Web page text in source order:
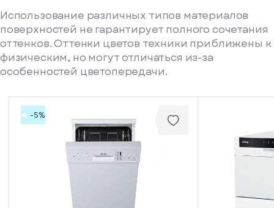
Использование различных типов материалов
поверхностей не гарантирует полного сочетания
оттенков. Оттенки цветов техники приближены к
физическим, но могут отличаться из-за
особенностей цветопередачи.
-5%